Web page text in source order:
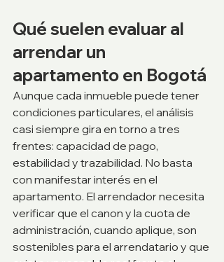
Qué suelen evaluar al
arrendar un
apartamento en Bogotá
Aunque cada inmueble puede tener
condiciones particulares, el análisis
casi siempre gira en torno a tres
frentes: capacidad de pago,
estabilidad y trazabilidad. No basta
con manifestar interés en el
apartamento. El arrendador necesita
verificar que el canon y la cuota de
administración, cuando aplique, son
sostenibles para el arrendatario y que